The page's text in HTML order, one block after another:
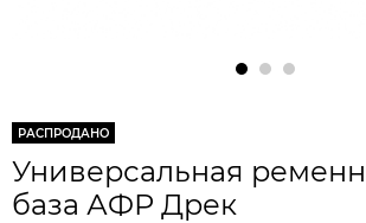
РАСПРОДАНО
Универсальная
база АФР Дрек